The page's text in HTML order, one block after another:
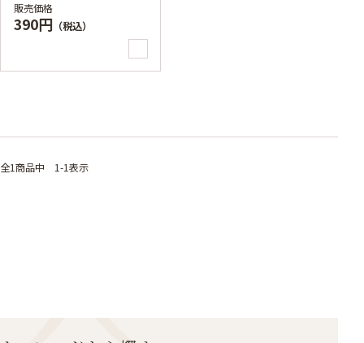
販売価格
390円 （税込）
全1商品中 1-1表示